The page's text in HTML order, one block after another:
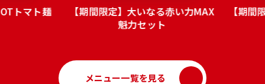
トマト麺
【期間限定】大いなる赤い力MAX
魁力セット
【期間
メニュー一覧を見る